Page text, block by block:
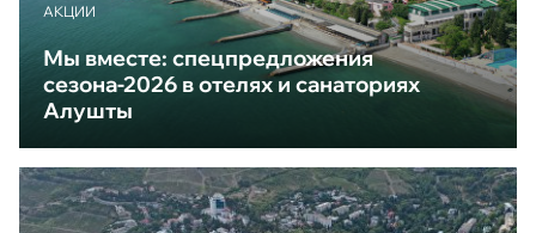
АКЦИИ
Мы вместе: спецпредложения
сезона-2026 в отелях и санаториях
Алушты